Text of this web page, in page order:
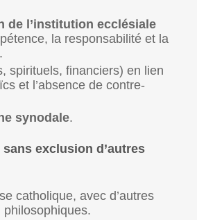
de l’institution ecclésiale
la responsabilité et la
spirituels, financiers) en lien
et l’absence de contre-
synodale.
exclusion d’autres
catholique, avec d’autres
philosophiques.